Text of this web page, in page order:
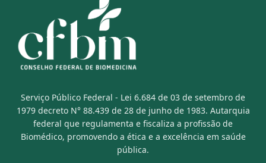
Serviço Público Federal - Lei 6.684 de 03 de setembro de
1979 decreto N° 88.439 de 28 de junho de 1983. Autarquia
federal que regulamenta e fiscaliza a profissão de
Biomédico, promovendo a ética e a excelência em saúde
pública.